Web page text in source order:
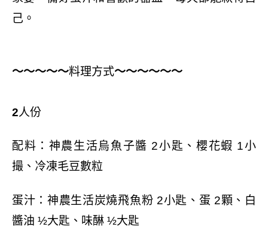
己。
～～～～～料理方式～～～～～～
2人份
配料：神農生活烏魚子醬 2小匙、櫻花蝦 1小
撮、冷凍毛豆數粒
蛋汁：神農生活炭燒飛魚粉 2小匙、蛋 2顆、白
醬油 ½大匙、味醂 ½大匙